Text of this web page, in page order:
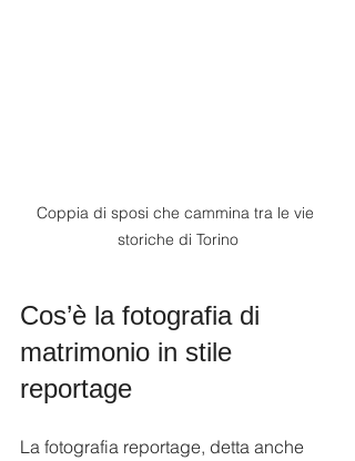
Coppia di sposi che cammina tra le vie
storiche di Torino
Cos’è la fotografia di
matrimonio in stile
reportage
La fotografia reportage, detta anche